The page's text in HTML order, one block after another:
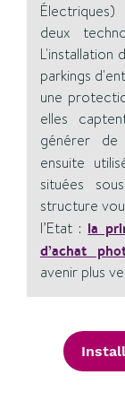
deux
L'installation
parkings
une
elles
générer
ensuite
situées
structure
l’Etat : la
d’achat
avenir plus